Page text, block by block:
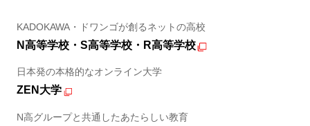
KADOKAWA・ドワンゴが創るネットの高校
N高等学校・S高等学校・R高等学校
日本発の本格的なオンライン大学
ZEN大学
N高グループと共通したあたらしい教育